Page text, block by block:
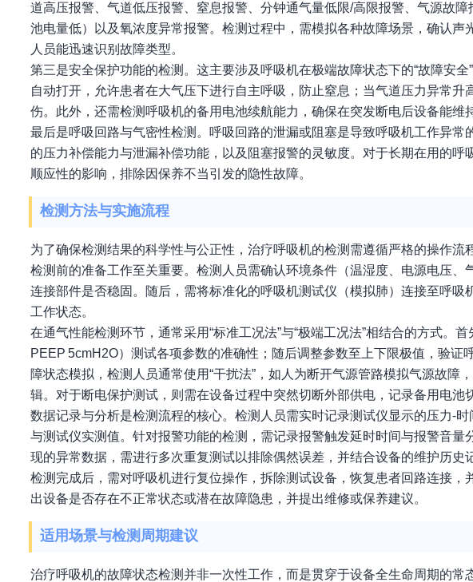
道高压报警、气道低压报警、窒息报警、分钟通气量低限/高限报警、气源故
池电量低）以及氧浓度异常报警。检测过程中，需模拟各种故障场景，确认
人员能迅速识别故障类型。
第三是安全保护功能的检测。这主要涉及呼吸机在极端故障状态下的“故障安
自动打开，允许患者在大气压下进行自主呼吸，防止窒息；当气道压力异常
伤。此外，还需检测呼吸机的备用电池续航能力，确保在突发断电后设备能维
最后是呼吸回路与气密性检测。呼吸回路的泄漏或阻塞是导致呼吸机工作异
的压力补偿能力与泄漏补偿功能，以及阻塞报警的灵敏度。对于长期在用的
顺应性的影响，排除因保养不当引发的隐性故障。
检测方法与实施流程
为了确保检测结果的科学性与公正性，治疗呼吸机的检测需遵循严格的操作流
检测前的准备工作至关重要。检测人员需确认环境条件（温湿度、电源电压
连接部件是否稳固。随后，需将标准化的呼吸机测试仪（模拟肺）连接至呼
工作状态。
在通气性能检测环节，通常采用“标准工况法”与“极端工况法”相结合的方式。
PEEP 5cmH2O）测试各项参数的准确性；随后调整参数至上下限极值，验
障状态模拟，检测人员通常使用“干扰法”，如人为断开气源管路模拟气源故
辑。对于断电保护测试，则需在设备过程中突然切断外部供电，记录备用电池
数据记录与分析是检测流程的核心。检测人员需实时记录测试仪显示的压力-
与测试仪实测值。针对报警功能的检测，需记录报警触发延时时间与报警音
现的异常数据，需进行多次重复测试以排除偶然误差，并结合设备的维护历史
检测完成后，需对呼吸机进行复位操作，拆除测试设备，恢复患者回路连接
出设备是否存在不正常状态或潜在故障隐患，并提出维修或保养建议。
适用场景与检测周期建议
治疗呼吸机的故障状态检测并非一次性工作，而是贯穿于设备全生命周期的